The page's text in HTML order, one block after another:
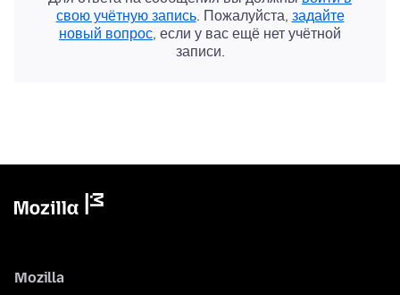
свою учётную запись. Пожалуйста, задайте
новый вопрос, если у вас ещё нет учётной
записи.
Mozilla